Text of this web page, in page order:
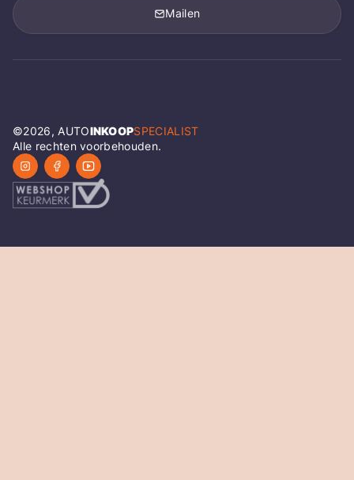
Mailen
©2026, AUTOINKOOPSPECIALIST
Alle rechten voorbehouden.